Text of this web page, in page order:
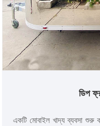
ডিপ
একটি মোবাইল খাদ্য ব্যবসা শুরু